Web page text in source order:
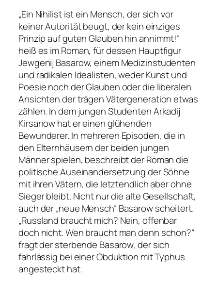
„Ein Nihilist ist ein Mensch, der sich vor
keiner Autorität beugt, der kein einziges
Prinzip auf guten Glauben hin annimmt!“
heiß es im Roman, für dessen Hauptfigur
Jewgenij Basarow, einem Medizinstudenten
und radikalen Idealisten, weder Kunst und
Poesie noch der Glauben oder die liberalen
Ansichten der trägen Vätergeneration etwas
zählen. In dem jungen Studenten Arkadij
Kirsanow hat er einen glühenden
Bewunderer. In mehreren Episoden, die in
den Elternhäusern der beiden jungen
Männer spielen, beschreibt der Roman die
politische Auseinandersetzung der Söhne
mit ihren Vätern, die letztendlich aber ohne
Sieger bleibt. Nicht nur die alte Gesellschaft,
auch der „neue Mensch“ Basarow scheitert.
„Russland braucht mich? Nein, offenbar
doch nicht. Wen braucht man denn schon?“
fragt der sterbende Basarow, der sich
fahrlässig bei einer Obduktion mit Typhus
angesteckt hat.